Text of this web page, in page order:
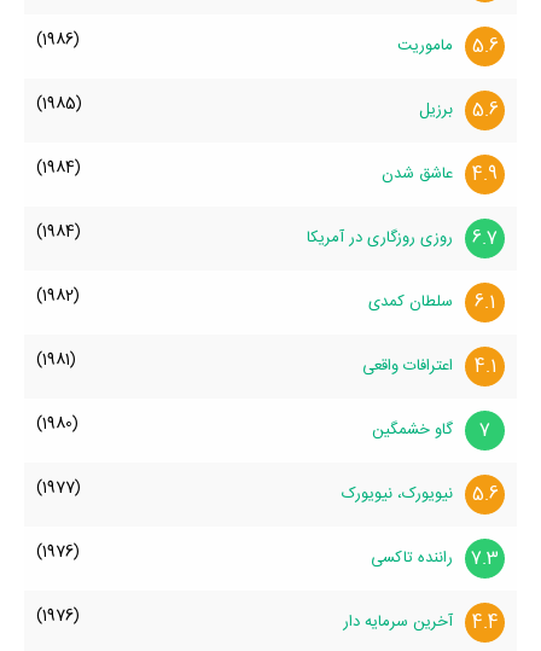
5.6 ماموریت (1986)
5.6 برزیل (1985)
4.9 عاشق شدن (1984)
6.7 روزی روزگاری در آمریکا (1984)
6.1 سلطان کمدی (1982)
4.1 اعترافات واقعی (1981)
7 گاو خشمگین (1980)
5.6 نیویورک، نیویورک (1977)
7.3 راننده تاکسی (1976)
4.4 آخرین سرمایه دار (1976)